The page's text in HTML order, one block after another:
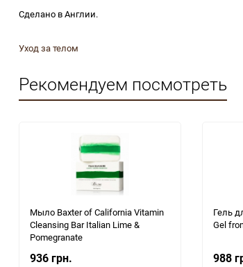
Сделано в Англии.
Уход за телом
Рекомендуем посмотреть
Мыло Baxter of California Vitamin
Cleansing Bar Italian Lime &
Pomegranate
936 грн.
Гель
Gel
988